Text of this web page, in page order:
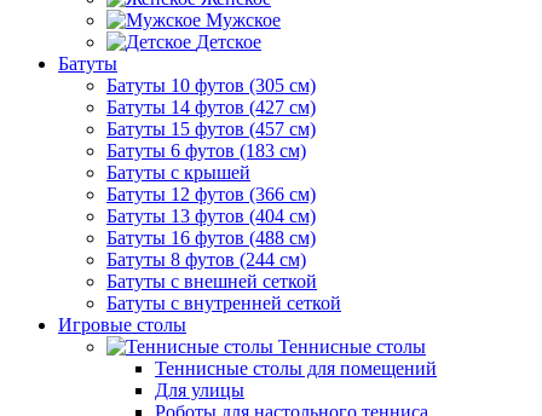
Мужское
Детское
Батуты
Батуты 10 футов (305 см)
Батуты 14 футов (427 см)
Батуты 15 футов (457 см)
Батуты 6 футов (183 см)
Батуты с крышей
Батуты 12 футов (366 см)
Батуты 13 футов (404 см)
Батуты 16 футов (488 см)
Батуты 8 футов (244 см)
Батуты с внешней сеткой
Батуты с внутренней сеткой
Игровые столы
Теннисные столы
Теннисные столы для помещений
Для улицы
Роботы для настольного тенниса